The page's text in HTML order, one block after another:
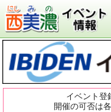
イベント登
開催の可否は